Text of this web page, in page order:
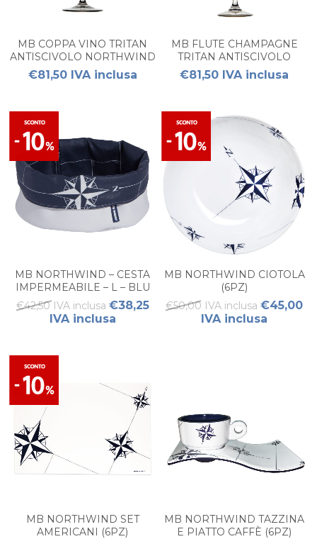
MB COPPA VINO TRITAN
ANTISCIVOLO NORTHWIND
(6 PZ)
€81,50 IVA inclusa
MB FLUTE CHAMPAGNE
TRITAN ANTISCIVOLO
NORTHWIND (6 PZ)
€81,50 IVA inclusa
MB NORTHWIND – CESTA
IMPERMEABILE – L – BLU
NAVY (1PZ)
€42,50 IVA inclusa €38,25
IVA inclusa
MB NORTHWIND CIOTOLA
(6PZ)
€50,00 IVA inclusa €45,00
IVA inclusa
MB NORTHWIND SET
AMERICANI (6PZ)
MB NORTHWIND TAZZINA
E PIATTO CAFFÈ (6PZ)